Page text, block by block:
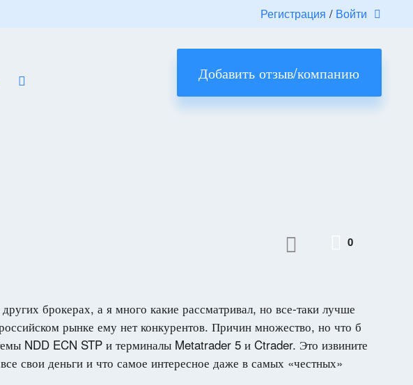
Регистрация / Войти
Добавить отзыв/компанию
0
брокерах, а я много какие рассматривал, но все-таки лучше
рынке ему нет конкурентов. Причин множество, но что б
NDD ECN STP и терминалы Metatrader 5 и Ctrader. Это извините
свои деньги и что самое интересное даже в самых «честных»